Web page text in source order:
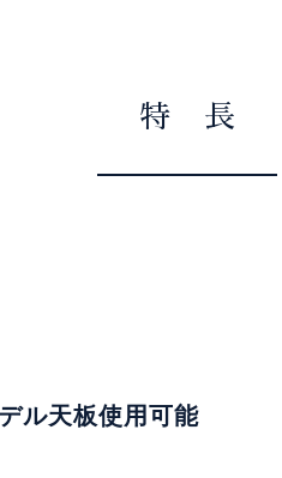
特 長
ル天板使用可能